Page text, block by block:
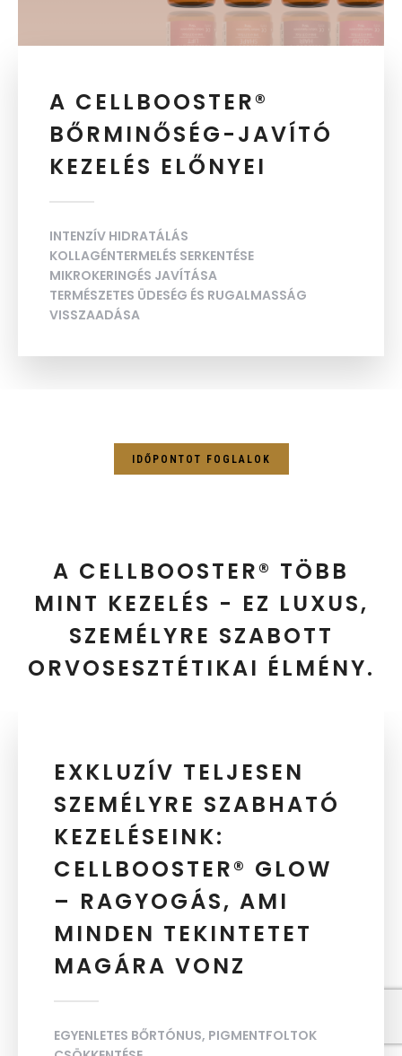
A CELLBOOSTER®
BŐRMINŐSÉG-JAVÍTÓ
KEZELÉS ELŐNYEI
INTENZÍV HIDRATÁLÁS
KOLLAGÉNTERMELÉS SERKENTÉSE
MIKROKERINGÉS JAVÍTÁSA
TERMÉSZETES ÜDESÉG ÉS RUGALMASSÁG
VISSZAADÁSA
IDŐPONTOT FOGLALOK
A CELLBOOSTER® TÖBB
MINT KEZELÉS - EZ LUXUS,
SZEMÉLYRE SZABOTT
ORVOSESZTÉTIKAI ÉLMÉNY.
EXKLUZÍV TELJESEN
SZEMÉLYRE SZABHATÓ
KEZELÉSEINK:
CELLBOOSTER® GLOW
– RAGYOGÁS, AMI
MINDEN TEKINTETET
MAGÁRA VONZ
EGYENLETES BŐRTÓNUS, PIGMENTFOLTOK